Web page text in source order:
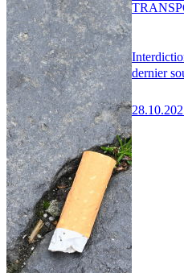
dernier